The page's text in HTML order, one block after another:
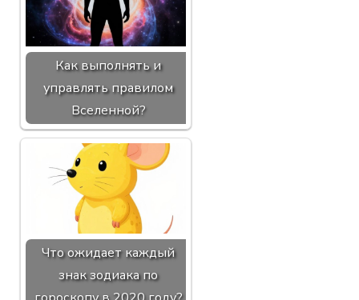
Как выполнять и
управлять правилом
Вселенной?
Что ожидает каждый
знак зодиака по